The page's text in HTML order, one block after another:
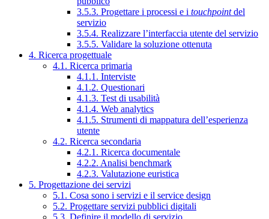
3.5.3. Progettare i processi e i touchpointdel
servizio
3.5.4. Realizzare l’interfaccia utente del servizio
3.5.5. Validare la soluzione ottenuta
4. Ricerca progettuale
4.1. Ricerca primaria
4.1.1. Interviste
4.1.2. Questionari
4.1.3. Test di usabilità
4.1.4. Web analytics
4.1.5. Strumenti di mappatura dell’esperienza
utente
4.2. Ricerca secondaria
4.2.1. Ricerca documentale
4.2.2. Analisi benchmark
4.2.3. Valutazione euristica
5. Progettazione dei servizi
5.1. Cosa sono i servizi e il service design
5.2. Progettare servizi pubblici digitali
5.3. Definire il modello di servizio